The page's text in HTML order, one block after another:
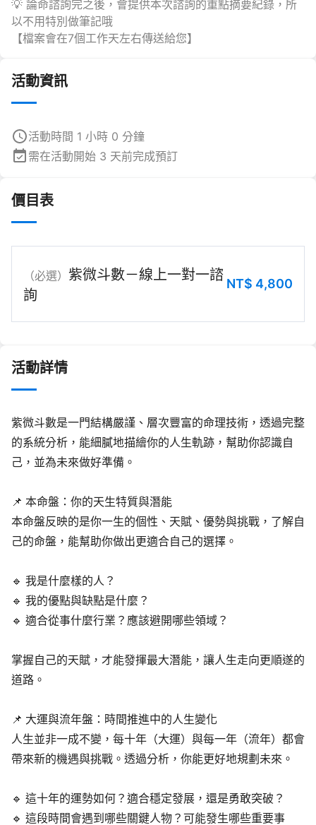
💡 論命諮詢完之後，會提供本次諮詢的重點摘要紀錄，所
以不用特別做筆記哦
【檔案會在7個工作天左右傳送給您】
活動資訊
活動時間 1 小時 0 分鐘
需在活動開始 3 天前完成預訂
價目表
（必選） 紫微斗數－線上一對一諮
詢
NT$ 4,800
活動詳情
紫微斗數是一門結構嚴謹、層次豐富的命理技術，透過完整
的系統分析，能細膩地描繪你的人生軌跡，幫助你認識自
己，並為未來做好準備。
📌 本命盤：你的天生特質與潛能
本命盤反映的是你一生的個性、天賦、優勢與挑戰，了解自
己的命盤，能幫助你做出更適合自己的選擇。
🔹 我是什麼樣的人？
🔹 我的優點與缺點是什麼？
🔹 適合從事什麼行業？應該避開哪些領域？
掌握自己的天賦，才能發揮最大潛能，讓人生走向更順遂的
道路。
📌 大運與流年盤：時間推進中的人生變化
人生並非一成不變，每十年（大運）與每一年（流年）都會
帶來新的機遇與挑戰。透過分析，你能更好地規劃未來。
🔹 這十年的運勢如何？適合穩定發展，還是勇敢突破？
🔹 這段時間會遇到哪些關鍵人物？可能發生哪些重要事